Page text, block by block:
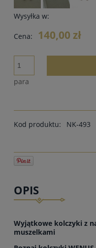
Wysyłka w:
Cena: 140,00 zł
para
Kod produktu: NK-493
OPIS
Wyjątkowe kolczyki z
muszelkami